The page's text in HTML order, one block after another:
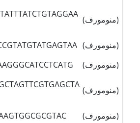
(منومورف)
(منومورف)
(منومورف)
(منومورف)
(منومورف)